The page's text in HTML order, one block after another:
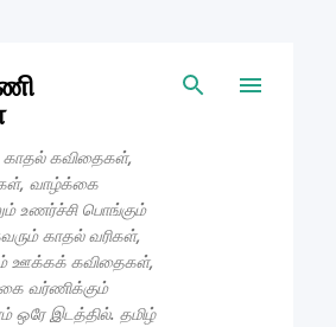
கவிதைகள்,
வாழ்க்கை
உணர்ச்சி பொங்கும்
காதல் வரிகள்,
ஊக்கக் கவிதைகள்,
வர்ணிக்கும்
ஒரே இடத்தில். தமிழ்